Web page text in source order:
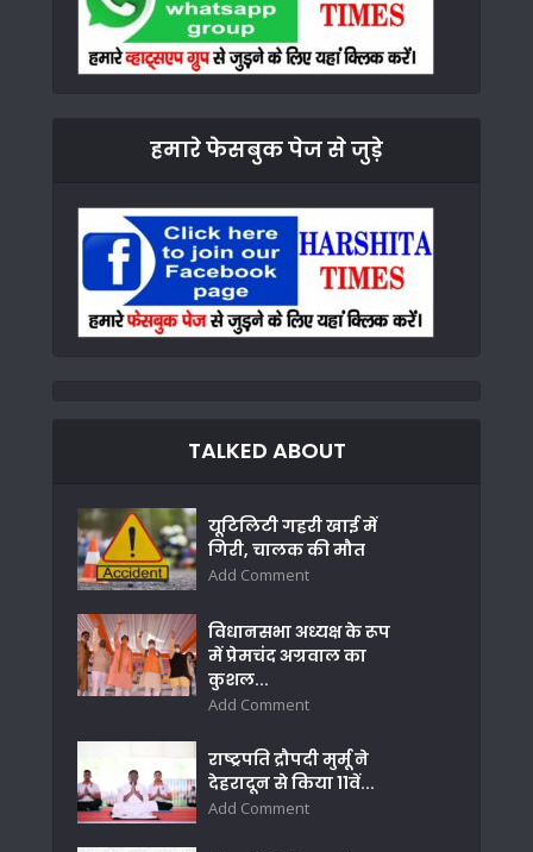
हमारे फेसबुक पेज से जुड़े
TALKED ABOUT
यूटिलिटी गहरी खाई में
गिरी, चालक की मौत
Add Comment
विधानसभा अध्यक्ष के रूप
में प्रेमचंद अग्रवाल का
कुशल...
Add Comment
राष्ट्रपति द्रौपदी मुर्मू ने
देहरादून से किया 11वें...
Add Comment